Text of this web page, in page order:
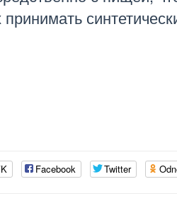
Facebook Twitter